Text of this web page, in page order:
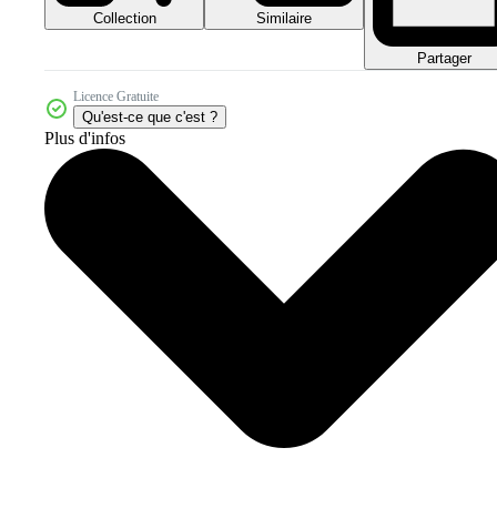
Collection Similaire
Partager
Licence Gratuite
Qu'est-ce que c'est ?
Plus d'infos